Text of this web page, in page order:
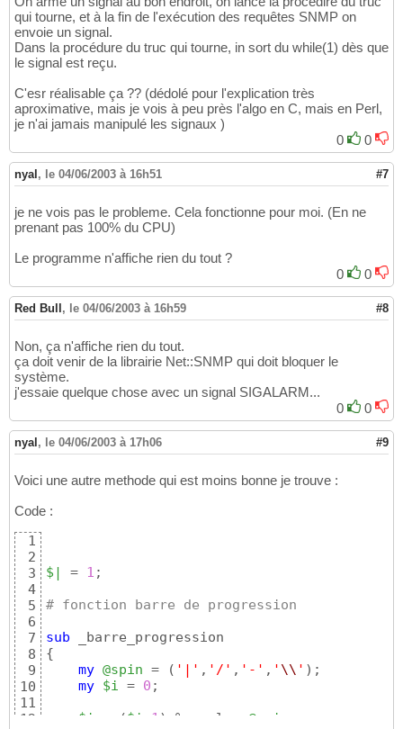
qui tourne, et à la fin de l'exécution des requêtes SNMP on
envoie un signal.
Dans la procédure du truc qui tourne, in sort du while(1) dès que
le signal est reçu.
C'esr réalisable ça ?? (dédolé pour l'explication très
aproximative, mais je vois à peu près l'algo en C, mais en Perl,
je n'ai jamais manipulé les signaux )
0
0
nyal , le 04/06/2003 à 16h51 #7
je ne vois pas le probleme. Cela fonctionne pour moi. (En ne
prenant pas 100% du CPU)
Le programme n'affiche rien du tout ?
0
0
Red Bull , le 04/06/2003 à 16h59 #8
Non, ça n'affiche rien du tout.
ça doit venir de la librairie Net::SNMP qui doit bloquer le
système.
j'essaie quelque chose avec un signal SIGALARM...
0
0
nyal , le 04/06/2003 à 17h06 #9
Voici une autre methode qui est moins bonne je trouve :
Code :
1
2
3
4
5
6
7
8
9
10
11
12
$| = 1 ;
# fonction barre de progression
sub
{
my @spin = ( '|' , '/' , '-' , ' \\ ' ) ;
my $i = 0 ;
$i
($i +1 ) % scalar @spin